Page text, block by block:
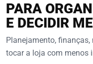
PARA
E DECIDIR
Planejamento,
tocar a loja com menos